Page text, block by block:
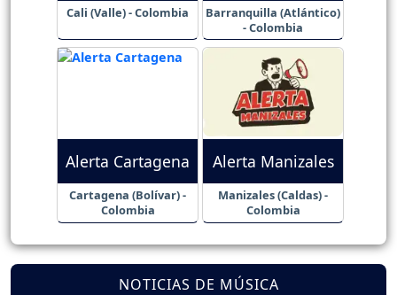
Cali (Valle) - Colombia
Barranquilla (Atlántico)
- Colombia
Alerta Cartagena
Cartagena (Bolívar) -
Colombia
Alerta Manizales
Manizales (Caldas) -
Colombia
NOTICIAS DE MÚSICA